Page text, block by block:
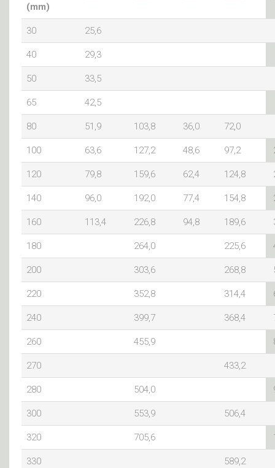
(mm)
30 25,6
40 29,3
50 33,5
65 42,5
80 51,9 103,8 36,0 72,0
100 63,6 127,2 48,6 97,2
120 79,8 159,6 62,4 124,8
140 96,0 192,0 77,4 154,8
160 113,4 226,8 94,8 189,6
180 264,0 225,6
200 303,6 268,8
220 352,8 314,4
240 399,7 368,4
260 455,9
270 433,2
280 504,0
300 553,9 506,4
320 705,6
330 589,2